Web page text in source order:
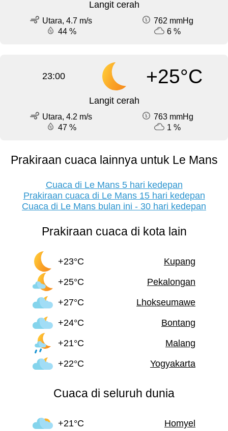
Langit cerah
Utara, 4.7 m/s
762 mmHg
44 %
6 %
23:00 +25°C
Langit cerah
Utara, 4.2 m/s
763 mmHg
47 %
1 %
Prakiraan cuaca lainnya untuk Le Mans
Cuaca di Le Mans 5 hari kedepan
Prakiraan cuaca di Le Mans 15 hari kedepan
Cuaca di Le Mans bulan ini - 30 hari kedepan
Prakiraan cuaca di kota lain
+23°C
Kupang
+25°C
Pekalongan
+27°C
Lhokseumawe
+24°C
Bontang
+21°C
Malang
+22°C
Yogyakarta
Cuaca di seluruh dunia
+21°C Homyel